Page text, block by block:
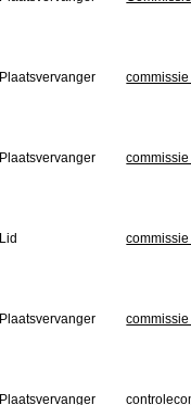
Plaatsvervanger
Plaatsvervanger
Lid
Plaatsvervanger
Plaatsvervanger